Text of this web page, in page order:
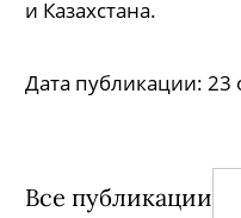
и Казахстана.
Дата публикации: 23